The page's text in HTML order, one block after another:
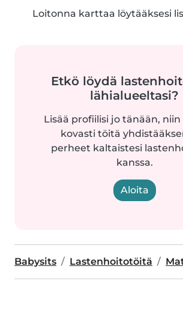
Loitonna karttaa löytääksesi
Etkö löydä
lähialueeltasi?
Lisää profiilisi jo tänään,
kovasti töitä
perheet kaltaistesi
kanssa.
Aloita
Babysits Lastenhoitotöitä